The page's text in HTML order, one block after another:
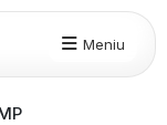
Meniu